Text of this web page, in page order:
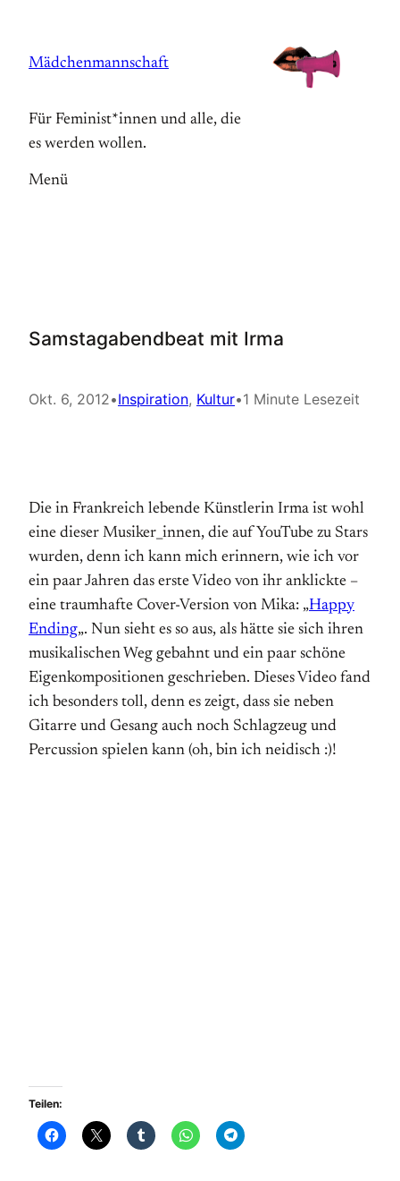
springen
Mädchenmannschaft
Für Feminist*innen und alle, die
es werden wollen.
Menü
Samstagabendbeat mit Irma
Okt. 6, 2012•Inspiration, Kultur•1 Minute Lesezeit
Die in Frankreich lebende Künstlerin Irma ist wohl
eine dieser Musiker_innen, die auf YouTube zu Stars
wurden, denn ich kann mich erinnern, wie ich vor
ein paar Jahren das erste Video von ihr anklickte –
eine traumhafte Cover-Version von Mika: „Happy
Ending„. Nun sieht es so aus, als hätte sie sich ihren
musikalischen Weg gebahnt und ein paar schöne
Eigenkompositionen geschrieben. Dieses Video fand
ich besonders toll, denn es zeigt, dass sie neben
Gitarre und Gesang auch noch Schlagzeug und
Percussion spielen kann (oh, bin ich neidisch :)!
Teilen: